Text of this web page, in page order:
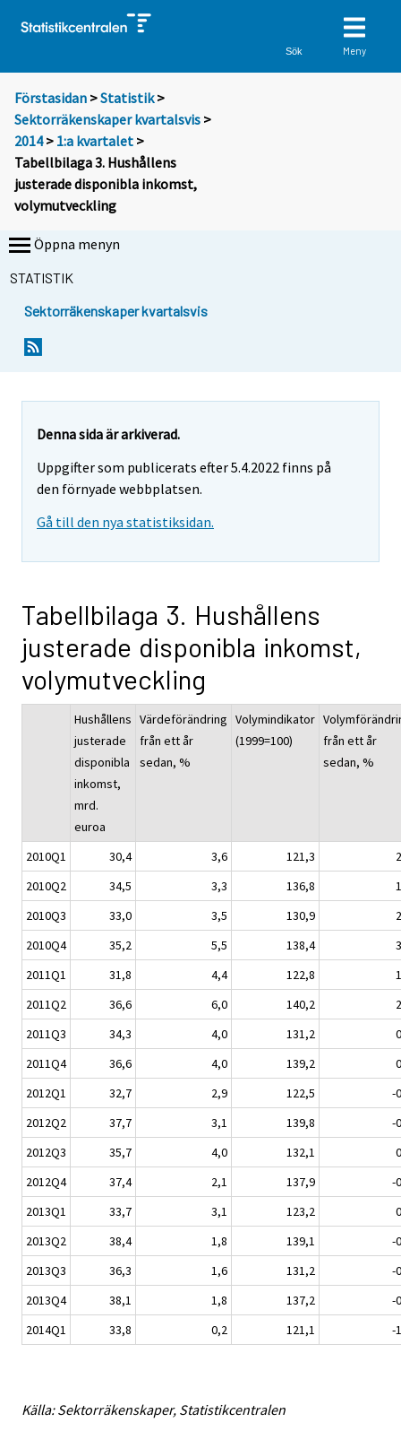
Sök Meny
Förstasidan >Statistik >
Sektorräkenskaper kvartalsvis >
2014> 1:a kvartalet >
Tabellbilaga 3. Hushållens
justerade disponibla inkomst,
volymutveckling
Öppna menyn
STATISTIK
Sektorräkenskaper kvartalsvis
Denna sida är arkiverad.
Uppgifter som publicerats efter 5.4.2022 finns på
den förnyade webbplatsen.
Gå till den nya statistiksidan.
Tabellbilaga 3. Hushållens
justerade disponibla inkomst,
volymutveckling
Hushållens
justerade
disponibla
inkomst,
mrd.
euroa
Värdeförändring
från ett år
sedan, %
Volymindikator
(1999=100)
från ett år
sedan, %
2010Q1 30,4 3,6 121,3
2010Q2
34,5 3,3 136,8
2010Q3
33,0 3,5 130,9
2010Q4
35,2 5,5 138,4
2011Q1
31,8 4,4 122,8
2011Q2
36,6 6,0 140,2
2011Q3
34,3 4,0 131,2
2011Q4
36,6 4,0 139,2
2012Q1
32,7 2,9 122,5
-
2012Q2
37,7 3,1 139,8
-
2012Q3
35,7 4,0 132,1
2012Q4
37,4 2,1 137,9
-
2013Q1
33,7 3,1 123,2
2013Q2
38,4 1,8 139,1
-
2013Q3
36,3 1,6 131,2
-
2013Q4
38,1 1,8 137,2
-
2014Q1
33,8 0,2 121,1 -
Källa: Sektorräkenskaper, Statistikcentralen